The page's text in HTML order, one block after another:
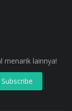
menarik lainnya!